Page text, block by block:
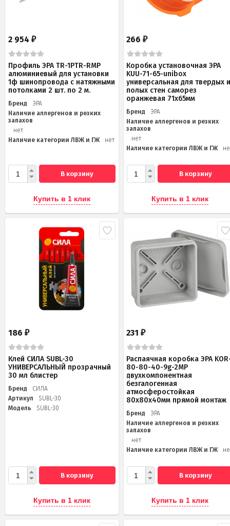
2 954 ₽
Профиль ЭРА TR-1PTR-RMP
алюминиевый для установки
1ф шинопровода с натяжными
потолками 2 шт. по 2 м.
Бренд
ЭРА
Наличие аллергенов и резких
запахов
нет
Наличие категории ЛВЖ и ГЖ
нет
В корзину
Купить в 1 клик
266₽
Коробка установочная ЭРА
KUU-71-65-unibox
универсальная для твердых
полых стен саморез
оранжевая 71х65мм
Бренд
ЭРА
Наличие аллергенов и резких
запахов
нет
Наличие категории ЛВЖ и ГЖ
В корзину
Купить в 1 клик
186 ₽
Клей СИЛА SUBL-30
УНИВЕРСАЛЬНЫЙ прозрачный
30 мл блистер
Бренд
СИЛА
Артикул
SUBL-30
Модель
SUBL-30
В корзину
Купить в 1 клик
231₽
Распаячная коробка ЭРА
80-80-40-9g-2MP
двухкомпонентная
безгалогенная
атмосферостойкая
80х80х40мм прямой монтаж
Бренд
ЭРА
Наличие аллергенов и резких
запахов
нет
Наличие категории ЛВЖ и ГЖ
В корзину
Купить в 1 клик